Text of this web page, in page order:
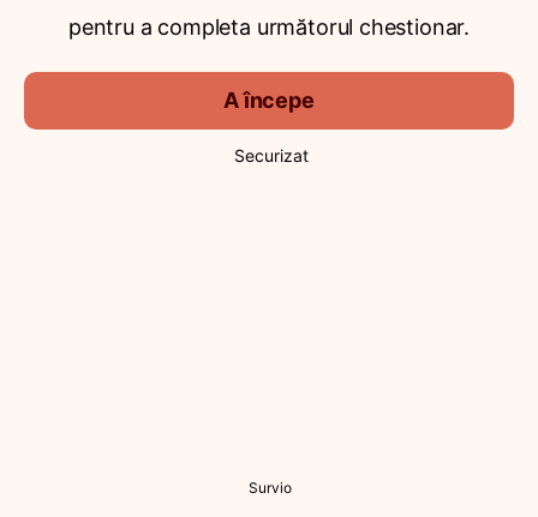
pentru a completa următorul chestionar.
A începe
Securizat
Survio